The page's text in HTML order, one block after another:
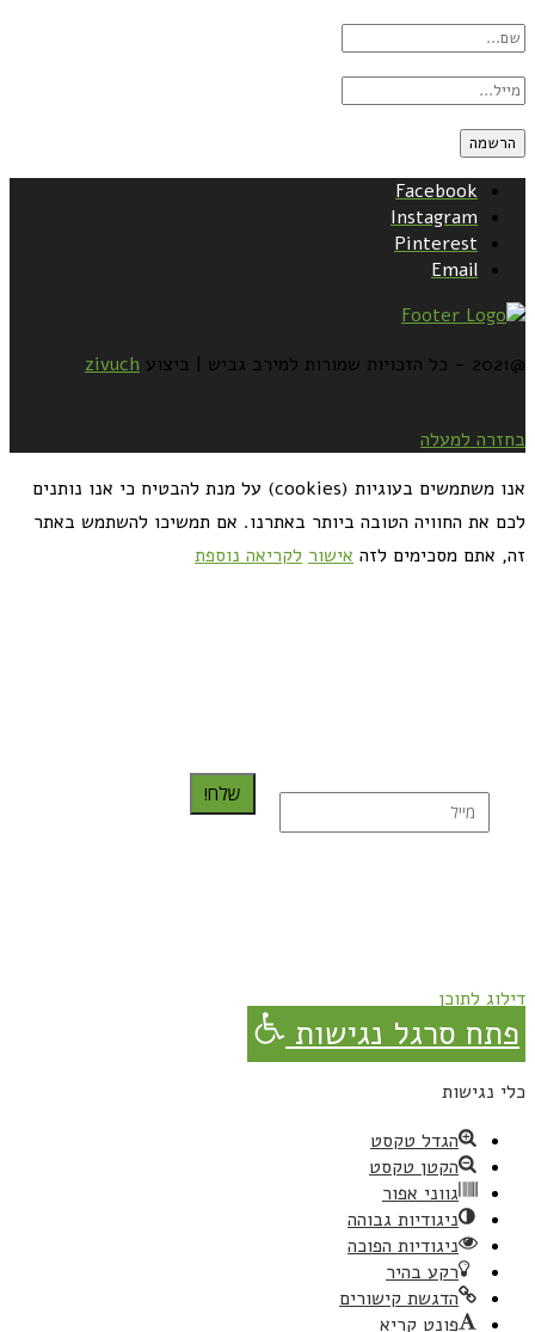
Facebook
Instagram
Pinterest
Email
@2021 - כל הזכויות שמורות למירב גביש | ביצוע zivuch
בחזרה למעלה
אנו משתמשים בעוגיות (cookies) על מנת להבטיח כי אנו נותנים
לכם את החוויה הטובה ביותר באתרנו. אם תמשיכו להשתמש באתר
זה, אתם מסכימים לזה אישור לקריאה נוספת
שלח!
דילוג לתוכן
פתח סרגל נגישות
כלי נגישות
הגדל טקסט
הקטן טקסט
גווני אפור
ניגודיות גבוהה
ניגודיות הפוכה
רקע בהיר
הדגשת קישורים
פונט קריא